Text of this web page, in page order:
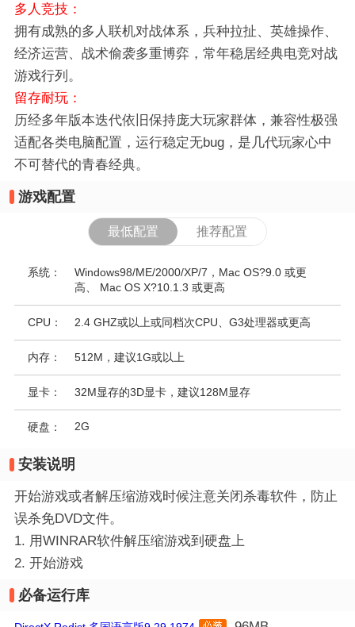
多人竞技：
拥有成熟的多人联机对战体系，兵种拉扯、英雄操作、
经济运营、战术偷袭多重博弈，常年稳居经典电竞对战
游戏行列。
留存耐玩：
历经多年版本迭代依旧保持庞大玩家群体，兼容性极强
适配各类电脑配置，运行稳定无bug，是几代玩家心中
不可替代的青春经典。
游戏配置
最低配置 推荐配置
系统：
Windows98/ME/2000/XP/7，Mac OS?9.0 或更
高、 Mac OS X?10.1.3 或更高
CPU： 2.4 GHZ或以上或同档次CPU、G3处理器或更高
内存： 512M，建议1G或以上
显卡： 32M显存的3D显卡，建议128M显存
硬盘： 2G
安装说明
开始游戏或者解压缩游戏时候注意关闭杀毒软件，防止
误杀免DVD文件。
1. 用WINRAR软件解压缩游戏到硬盘上
2. 开始游戏
必备运行库